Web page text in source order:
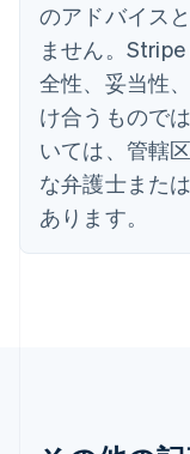
のアドバイス
ません。
全性、妥当性
け合うもので
いては、管轄
な弁護士また
あります。
エストニア
English
オーストラリ
English
オーストリア
DeutschEnglish
オランダ
Nederlands
カナダ
English